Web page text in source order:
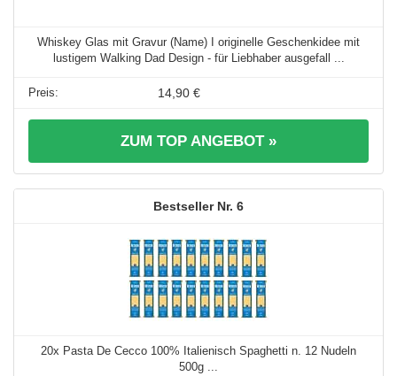
Whiskey Glas mit Gravur (Name) I originelle Geschenkidee mit
lustigem Walking Dad Design - für Liebhaber ausgefall ...
14,90 €
ZUM TOP ANGEBOT »
6
20x Pasta De Cecco 100% Italienisch Spaghetti n. 12 Nudeln
500g ...